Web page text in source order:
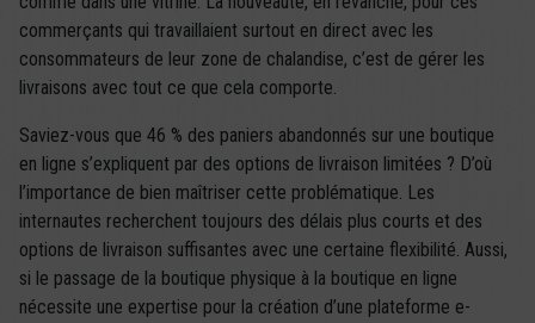
commerçants qui travaillaient surtout en direct avec les
consommateurs de leur zone de chalandise, c’est de gérer les
livraisons avec tout ce que cela comporte.
Saviez-vous que 46 % des paniers abandonnés sur une boutique
en ligne s’expliquent par des options de livraison limitées ? D’où
l’importance de bien maîtriser cette problématique. Les
internautes recherchent toujours des délais plus courts et des
options de livraison suffisantes avec une certaine flexibilité. Aussi,
si le passage de la boutique physique à la boutique en ligne
nécessite une expertise pour la création d’une plateforme e-